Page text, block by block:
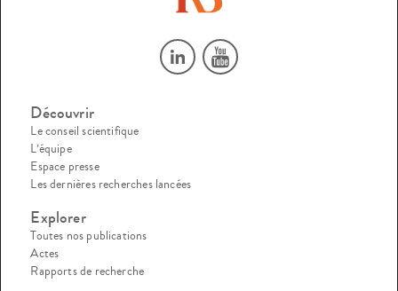
Découvrir
Le conseil scientifique
L’équipe
Espace presse
Les dernières recherches lancées
Explorer
Toutes nos publications
Actes
Rapports de recherche